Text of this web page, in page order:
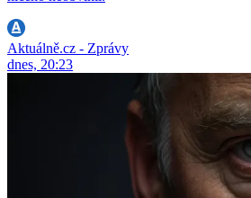
Aktuálně.cz - Zprávy
dnes, 20:23